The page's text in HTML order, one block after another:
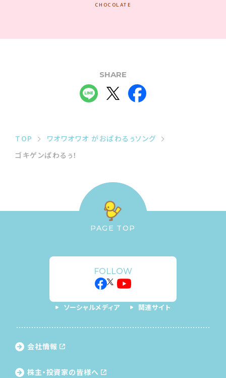
CHOCOLATE
SHARE
TOP
ワオワオワオ がおぱわるぅソング
ゴキゲンぱわるぅ！
PAGE TOP
FOLLOW
ソーシャルメディア 関連サイト
会社情報
株主・投資家の皆様へ